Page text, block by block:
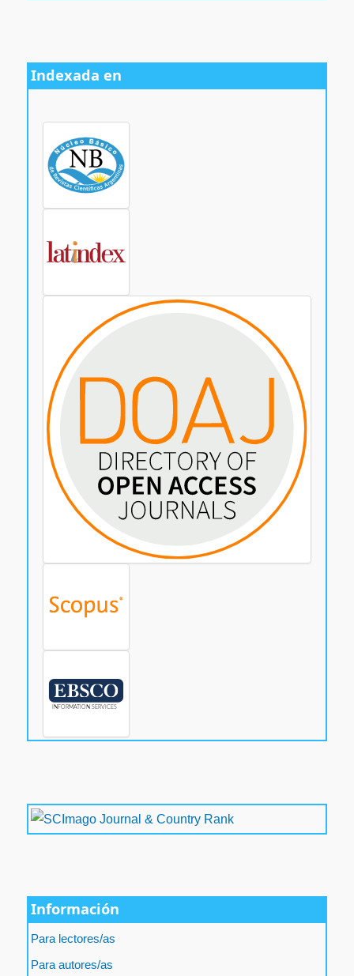
Indexada en
Información
Para lectores/as
Para autores/as